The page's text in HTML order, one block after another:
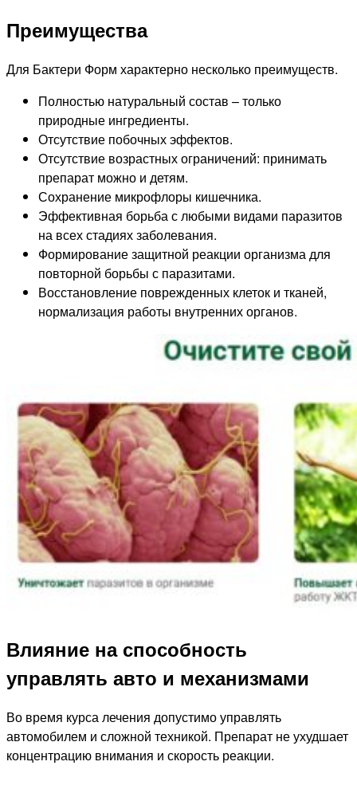
Преимущества
Для Бактери Форм характерно несколько преимуществ.
Полностью натуральный состав – только
природные ингредиенты.
Отсутствие побочных эффектов.
Отсутствие возрастных ограничений: принимать
препарат можно и детям.
Сохранение микрофлоры кишечника.
Эффективная борьба с любыми видами паразитов
на всех стадиях заболевания.
Формирование защитной реакции организма для
повторной борьбы с паразитами.
Восстановление поврежденных клеток и тканей,
нормализация работы внутренних органов.
Влияние на способность
управлять авто и механизмами
Во время курса лечения допустимо управлять
автомобилем и сложной техникой. Препарат не ухудшает
концентрацию внимания и скорость реакции.